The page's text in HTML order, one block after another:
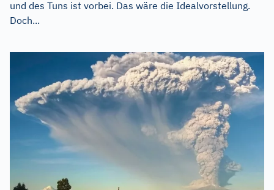
und des Tuns ist vorbei. Das wäre die Idealvorstellung.
Doch...